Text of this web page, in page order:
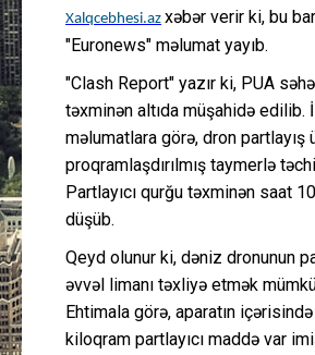
Xalqcebhesi.az xəbər verir ki, bu
"Euronews" məlumat yayıb.
"Clash Report" yazır ki, PUA
təxminən altıda müşahidə edilib.
məlumatlara görə, dron partlayış
proqramlaşdırılmış taymerlə
Partlayıcı qurğu təxminən saat
düşüb.
Qeyd olunur ki, dəniz dronunun
əvvəl limanı təxliyə etmək
Ehtimala görə, aparatın
kiloqram partlayıcı maddə var